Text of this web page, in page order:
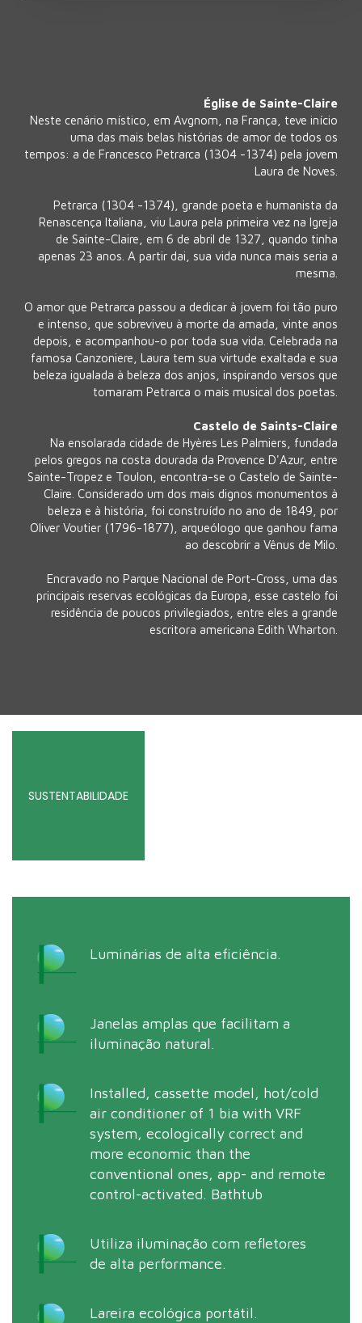
Église de Sainte-Claire
Neste cenário místico, em Avgnom, na França, teve início
uma das mais belas histórias de amor de todos os
tempos: a de Francesco Petrarca (1304 -1374) pela jovem
Laura de Noves.
Petrarca (1304 -1374), grande poeta e humanista da
Renascença Italiana, viu Laura pela primeira vez na Igreja
de Sainte-Claire, em 6 de abril de 1327, quando tinha
apenas 23 anos. A partir dai, sua vida nunca mais seria a
mesma.
O amor que Petrarca passou a dedicar à jovem foi tão puro
e intenso, que sobreviveu à morte da amada, vinte anos
depois, e acompanhou-o por toda sua vida. Celebrada na
famosa Canzoniere, Laura tem sua virtude exaltada e sua
beleza igualada à beleza dos anjos, inspirando versos que
tomaram Petrarca o mais musical dos poetas.
Castelo de Saints-Claire
Na ensolarada cidade de Hyères Les Palmiers, fundada
pelos gregos na costa dourada da Provence D'Azur, entre
Sainte-Tropez e Toulon, encontra-se o Castelo de Sainte-
Claire. Considerado um dos mais dignos monumentos à
beleza e à história, foi construído no ano de 1849, por
Oliver Voutier (1796-1877), arqueólogo que ganhou fama
ao descobrir a Vênus de Milo.
Encravado no Parque Nacional de Port-Cross, uma das
principais reservas ecológicas da Europa, esse castelo foi
residência de poucos privilegiados, entre eles a grande
escritora americana Edith Wharton.
SUSTENTABILIDADE
Luminárias de alta eficiência.
Janelas amplas que facilitam a
iluminação natural.
Installed, cassette model, hot/cold
air conditioner of 1 bia with VRF
system, ecologically correct and
more economic than the
conventional ones, app- and remote
control-activated. Bathtub
Utiliza iluminação com refletores
de alta performance.
Lareira ecológica portátil.